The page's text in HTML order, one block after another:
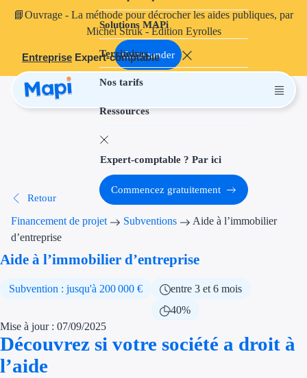
📘Ouvrage - La méthode pour décrocher les aides publiques, par
Michel Struk - Édition Eyrolles
Commander
Entreprise Expert-comptable
Solutions MAPi
Territoires
Nos tarifs
Ressources
Projets finançables
Aides à
Aides
Thématiques
Financement
Transition
Aides RSE
Expert-comptable ? Par ici
Commencez gratuitement
Retour
Financement de projet Subventions
Aide à l’immobilier
d’entreprise
Aide à l’immobilier d’entreprise
Subvention : jusqu'à 200 000 €
entre 3 et 6 mois
40%
Mise à jour : 07/09/2025
Découvrez si votre société a droit à
l’aide